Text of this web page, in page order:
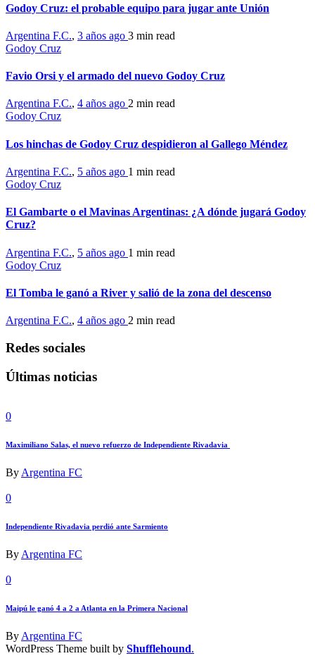
Godoy Cruz: el probable equipo para jugar ante Unión
Argentina F.C., 3 años ago 3 min read
Godoy Cruz
Favio Orsi y el armado del nuevo Godoy Cruz
Argentina F.C., 4 años ago 2 min read
Godoy Cruz
Los hinchas de Godoy Cruz despidieron al Gallego Méndez
Argentina F.C., 5 años ago 1 min read
Godoy Cruz
El Gambarte o el Mavinas Argentinas: ¿A dónde jugará Godoy
Cruz?
Argentina F.C., 5 años ago 1 min read
Godoy Cruz
El Tomba le ganó a River y salió de la zona del descenso
Argentina F.C., 4 años ago 2 min read
Redes sociales
Últimas noticias
0
Maximiliano Salas, el nuevo refuerzo de Independiente Rivadavia
By Argentina FC
0
Independiente Rivadavia perdió ante Sarmiento
By Argentina FC
0
Maipú le ganó 4 a 2 a Atlanta en la Primera Nacional
By Argentina FC
WordPress Theme built by Shufflehound.